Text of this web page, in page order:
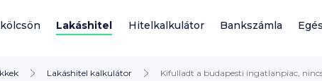
Lakáshitel Hitelkalkulátor Bankszámla
Lakáshitel kalkulátor Kifulladt a budapesti ingatlanpiac,